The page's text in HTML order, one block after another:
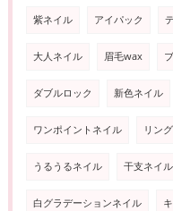
紫ネイル アイパック
大人ネイル 眉毛wax
ダブルロック 新色ネイル
ワンポイントネイル リン
うるうるネイル 干支ネイル
白グラデーションネイル